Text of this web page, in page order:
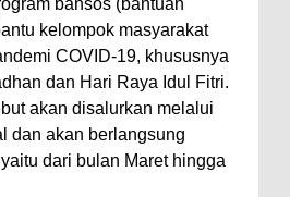
kelompok masyarakat
COVID-19, khususnya
dan Hari Raya Idul Fitri.
akan disalurkan melalui
dan akan berlangsung
dari bulan Maret hingga